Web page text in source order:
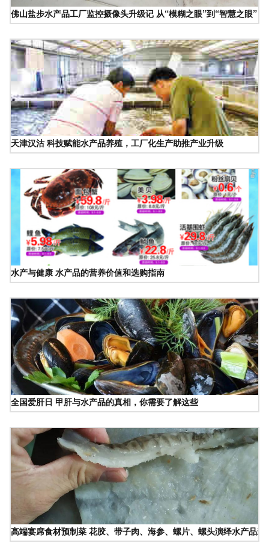
佛山盐步水产品工厂监控摄像头升级记 从“模糊之眼”到“智慧之眼”
天津汉沽 科技赋能水产品养殖，工厂化生产助推产业升级
水产与健康 水产品的营养价值和选购指南
全国爱肝日 甲肝与水产品的真相，你需要了解这些
高端宴席食材预制菜 花胶、带子肉、海参、螺片、螺头演绎水产品新